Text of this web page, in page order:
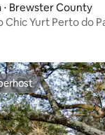
média de 5, 28
⋅ Brewster County
Chic Yurt Perto do